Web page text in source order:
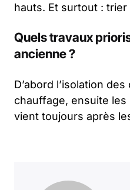
hauts. Et surtout :
Quels travaux
ancienne ?
D’abord l’isolation
chauffage, ensuite
vient toujours après